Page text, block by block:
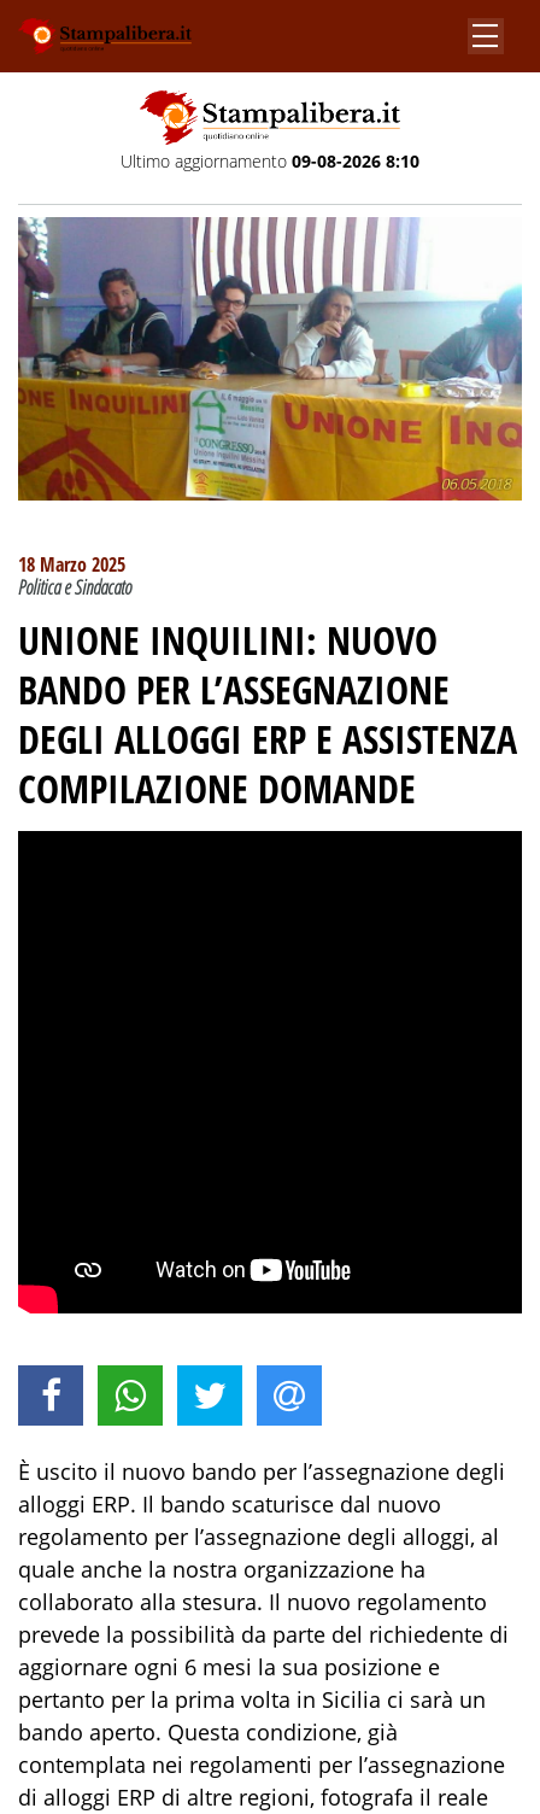
Ultimo aggiornamento 09-08-2026 8:10
18 Marzo 2025
Politica e Sindacato
UNIONE INQUILINI: NUOVO
BANDO PER L’ASSEGNAZIONE
DEGLI ALLOGGI ERP E ASSISTENZA
COMPILAZIONE DOMANDE
È uscito il nuovo bando per l’assegnazione degli
alloggi ERP. Il bando scaturisce dal nuovo
regolamento per l’assegnazione degli alloggi, al
quale anche la nostra organizzazione ha
collaborato alla stesura. Il nuovo regolamento
prevede la possibilità da parte del richiedente di
aggiornare ogni 6 mesi la sua posizione e
pertanto per la prima volta in Sicilia ci sarà un
bando aperto. Questa condizione, già
contemplata nei regolamenti per l’assegnazione
di alloggi ERP di altre regioni, fotografa il reale